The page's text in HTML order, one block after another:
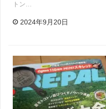
トン…
2024年9月20日